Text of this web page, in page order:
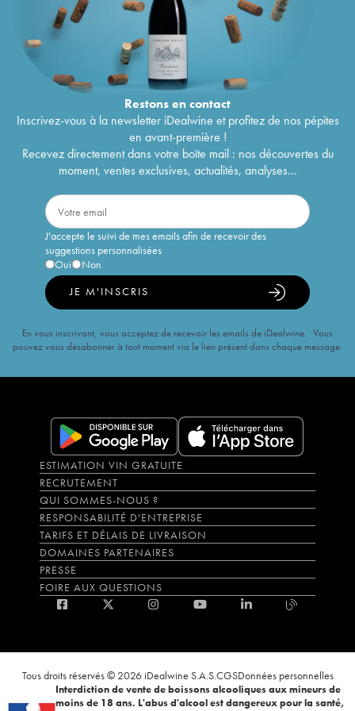
Restons encontact
Inscrivez-vous à la newsletter iDealwine et profitez de nos pépites
en avant-première !
Recevez directement dans votre boîte mail : nos découvertes du
moment, ventes exclusives, actualités, analyses...
J'accepte le suivi de mes emails afin de recevoir des
suggestions personnalisées
Oui
Non
JE M'INSCRIS
En vous inscrivant, vous acceptez de recevoir les emails de iDealwine. Vous
pouvez vous désabonner à tout moment via le lien présent dans chaque message.
ESTIMATION VIN GRATUITE
RECRUTEMENT
QUI SOMMES-NOUS ?
RESPONSABILITÉ D'ENTREPRISE
TARIFS ET DÉLAIS DE LIVRAISON
DOMAINES PARTENAIRES
PRESSE
FOIRE AUX QUESTIONS
Tous droits réservés © 2026 iDealwine S.A.S.CGSDonnées personnelles
Interdiction de vente de boissons alcooliques aux mineurs de
moins de 18 ans. L'abus d'alcool est dangereux pour la santé,